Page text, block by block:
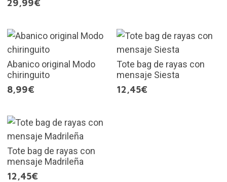
29,99€
Abanico original Modo
chiringuito
8,99€
Tote bag de rayas con
mensaje Siesta
12,45€
Tote bag de rayas con
mensaje Madrileña
12,45€